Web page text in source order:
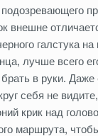
подозревающего
внешне
галстука
лучше всего
в руки. Даже
себя не
крик над
маршрута,